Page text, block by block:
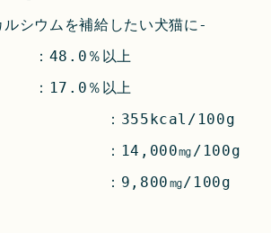
シウムを補給したい犬猫に-
・粗タンパク質	：48.0％以上
・粗脂肪		：17.0％以上
・カロリー		：355kcal/100g
・コラーゲン		：14,000㎎/100g
・カルシウム		：9,800㎎/100g